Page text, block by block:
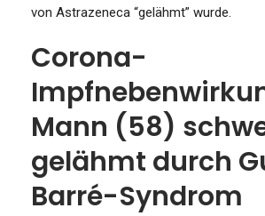
von Astrazeneca “gelähmt” wurde.
Corona-
Mann (58)
gelähmt durch
Barré-Syndrom